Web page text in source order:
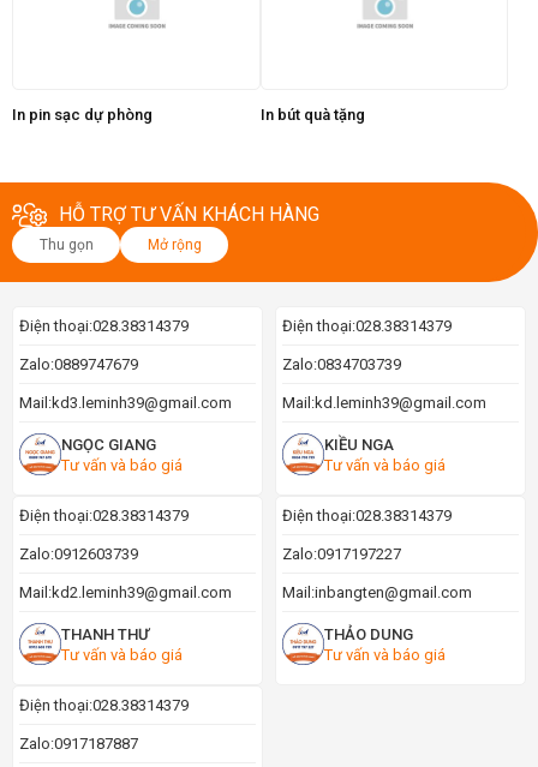
In pin sạc dự phòng In bút quà tặng
HỖ TRỢ TƯ VẤN KHÁCH HÀNG
Thu gọn Mở rộng
Điện thoại:028.38314379
Zalo:0889747679
Mail:kd3.leminh39@gmail.com
NGỌC GIANG
Tư vấn và báo giá
Điện thoại:028.38314379
Zalo:0834703739
Mail:kd.leminh39@gmail.com
KIỀU NGA
Tư vấn và báo giá
Điện thoại:028.38314379
Zalo:0912603739
Mail:kd2.leminh39@gmail.com
THANH THƯ
Tư vấn và báo giá
Điện thoại:028.38314379
Zalo:0917197227
Mail:inbangten@gmail.com
THẢO DUNG
Tư vấn và báo giá
Điện thoại:028.38314379
Zalo:0917187887